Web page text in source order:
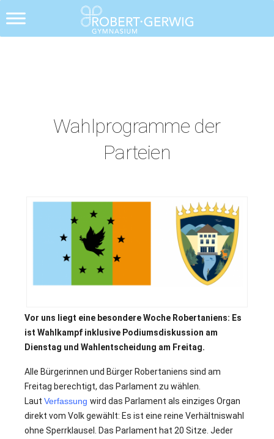
Wahlprogramme der
Parteien
Vor uns liegt eine besondere Woche Robertaniens: Es
ist Wahlkampf inklusive Podiumsdiskussion am
Dienstag und Wahlentscheidung am Freitag.
Alle Bürgerinnen und Bürger Robertaniens sind am
Freitag berechtigt, das Parlament zu wählen.
Laut Verfassung wird das Parlament als einziges Organ
direkt vom Volk gewählt: Es ist eine reine Verhältniswahl
ohne Sperrklausel. Das Parlament hat 20 Sitze. Jeder